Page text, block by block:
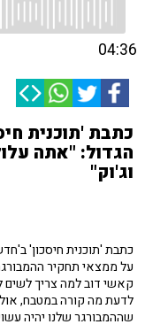
04:36
כתבת 'תוכנית
הגדול: "אתה
וג'וק"
על ממצאי תחקיר
קאשי דוב למה צריך לשים
לדעת מה קורה במטבח,
שההמבורגר שלנו יהיה